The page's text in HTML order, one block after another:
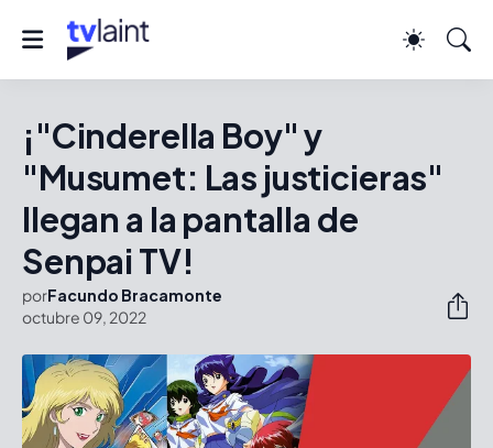
¡"Cinderella Boy" y
"Musumet: Las justicieras"
llegan a la pantalla de
Senpai TV!
porFacundo Bracamonte
octubre 09, 2022